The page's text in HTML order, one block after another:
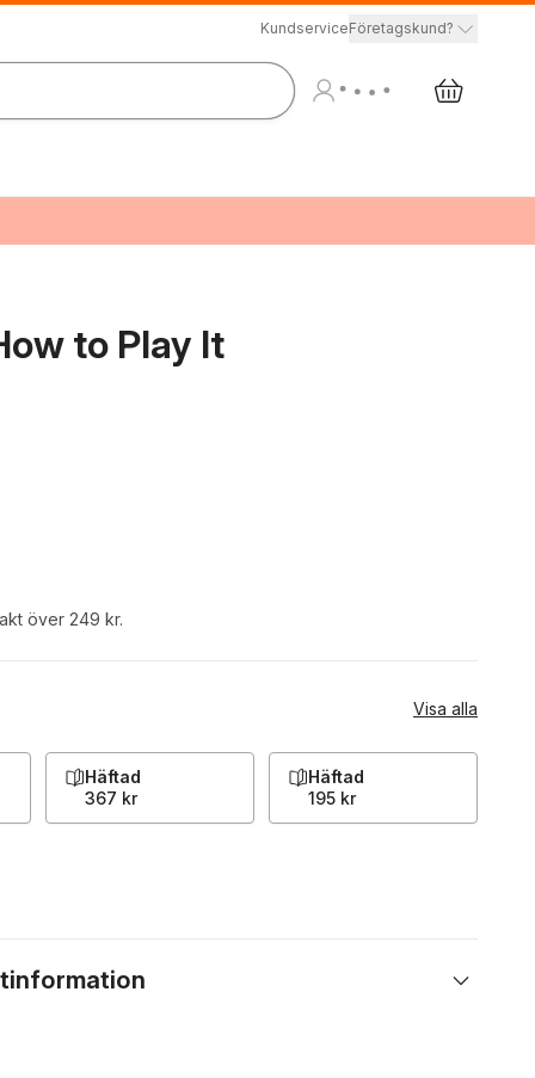
KundserviceFöretagskund?
to Play It
över 249 kr.
Visa alla
Häftad
367 kr
Häftad
195 kr